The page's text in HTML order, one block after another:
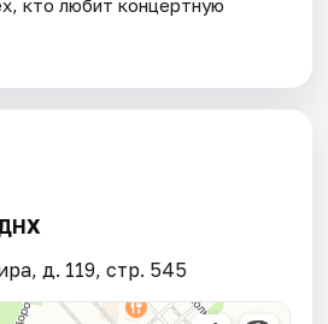
кто любит концертную
д. 119, стр. 545